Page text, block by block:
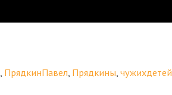
ПрядкинПавел Прядкины ,